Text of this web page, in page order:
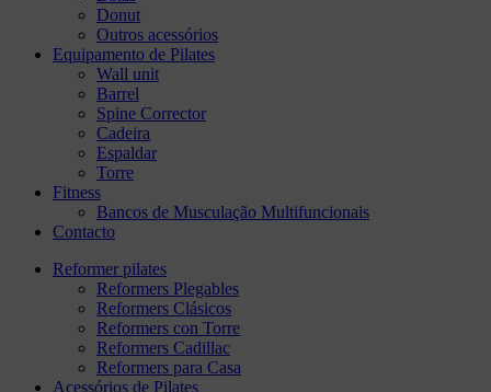
Donut
Outros acessórios
Equipamento de Pilates
Wall unit
Barrel
Spine Corrector
Cadeira
Espaldar
Torre
Fitness
Bancos de Musculação Multifuncionais
Contacto
Reformer pilates
Reformers Plegables
Reformers Clásicos
Reformers con Torre
Reformers Cadillac
Reformers para Casa
Acessórios de Pilates